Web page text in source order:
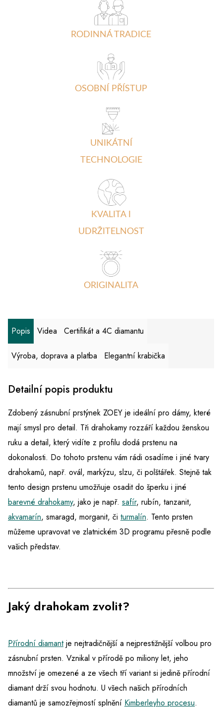
RODINNÁ TRADICE
OSOBNÍ PŘÍSTUP
UNIKÁTNÍ
TECHNOLOGIE
KVALITA I
UDRŽITELNOST
ORIGINALITA
Popis Videa Certifikát a 4C diamantu
Výroba, doprava a platba Elegantní krabička
Detailní popis produktu
Zdobený zásnubní prstýnek ZOEY je ideální pro dámy, které
mají smysl pro detail. Tři drahokamy rozzáří každou ženskou
ruku a detail, který vidíte z profilu dodá prstenu na
dokonalosti. Do tohoto prstenu vám rádi osadíme i jiné tvary
drahokamů, např. ovál, markýzu, slzu, či polštářek. Stejně tak
tento design prstenu umožňuje osadit do šperku i jiné
barevné drahokamy, jako je např. safír, rubín, tanzanit,
akvamarín, smaragd, morganit, či turmalín. Tento prsten
můžeme upravovat ve zlatnickém 3D programu přesně podle
vašich představ.
Jaký drahokam zvolit?
Přírodní diamantje nejtradičnější a nejprestižnější volbou pro
zásnubní prsten. Vznikal v přírodě po miliony let, jeho
množství je omezené a ze všech tří variant si jedině přírodní
diamant drží svou hodnotu. U všech našich přírodních
diamantů je samozřejmostí splnění Kimberleyho procesu.